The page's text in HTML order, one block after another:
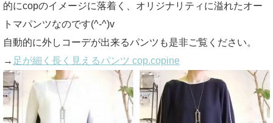
的にcopのイメージに落着く、オリジナリティに溢れたオー
トマパンツなのです(^-^)v
自動的に外しコーデが出来るパンツも是非ご覧ください。
→ 足が細く長く見えるパンツ cop.copine